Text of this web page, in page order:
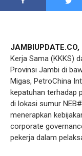
Kerja Sama (KKKS)
Provinsi Jambi di
Migas, PetroChina
kepatuhan terhadap
di lokasi sumur
menerapkan
corporate
pekerja dalam